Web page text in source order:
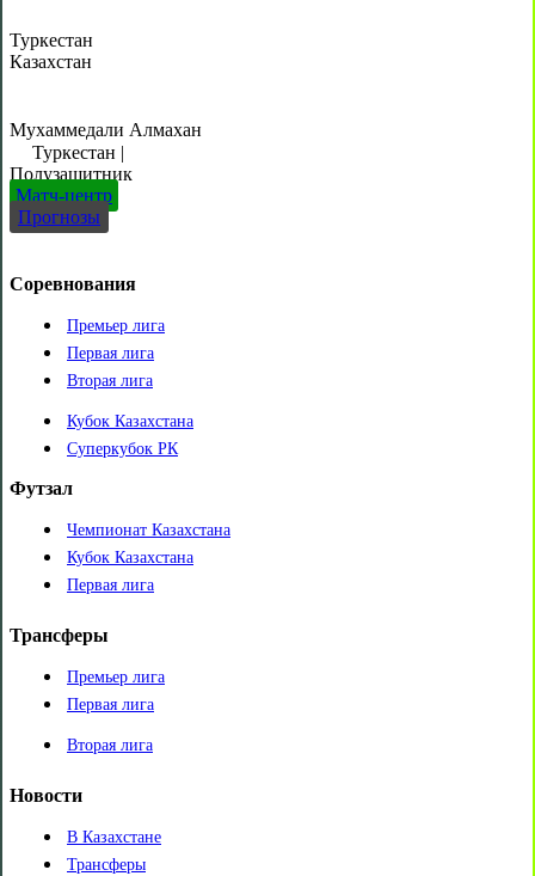
Туркестан
Казахстан
Мухаммедали Алмахан
Туркестан |
Полузащитник
Матч-центр
Прогнозы
Соревнования
Премьер лига
Первая лига
Вторая лига
Кубок Казахстана
Суперкубок РК
Футзал
Чемпионат Казахстана
Кубок Казахстана
Первая лига
Трансферы
Премьер лига
Первая лига
Вторая лига
Новости
В Казахстане
Трансферы